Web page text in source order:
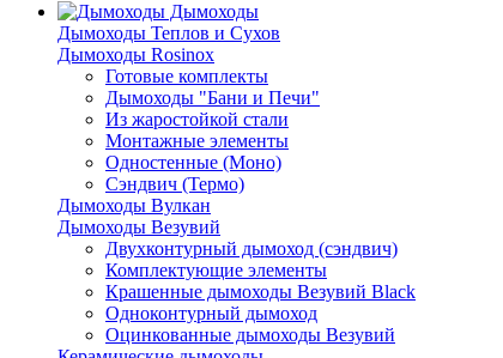
Дымоходы
Дымоходы Теплов и Сухов
Дымоходы Rosinox
Готовые комплекты
Дымоходы "Бани и Печи"
Из жаростойкой стали
Монтажные элементы
Одностенные (Моно)
Сэндвич (Термо)
Дымоходы Вулкан
Дымоходы Везувий
Двухконтурный дымоход (сэндвич)
Комплектующие элементы
Крашенные дымоходы Везувий Black
Одноконтурный дымоход
Оцинкованные дымоходы Везувий